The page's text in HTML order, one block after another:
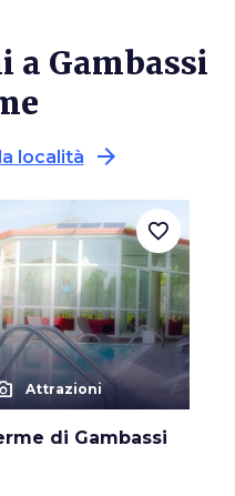
Gambassi
località arrow_forward
Attrazioni
di Gambassi
favorite_border